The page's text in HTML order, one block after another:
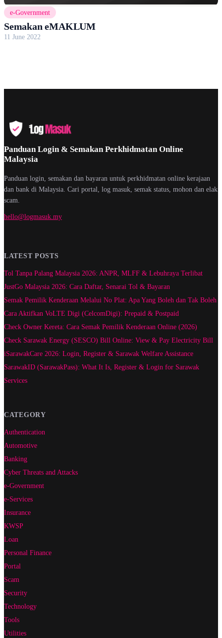
e-Government
Semakan eMAKLUM
11 June 2022
Panduan Login & Semakan Perkhidmatan Online
Malaysia
Panduan login, semakan dan bayaran untuk perkhidmatan online kerajaan
dan bank di Malaysia. Cari portal, log masuk, semak status, mohon dan elak
scam.
hello@logmasuk.my
LATEST POSTS
Tol Tanpa Palang Malaysia 2026: ANPR, MLFF & Lebuhraya Terlibat
JustGo Malaysia 2026: Cara Daftar, Senarai Tol & Bayaran
Semak Pemilik Kenderaan Melalui No Plat: Apa Yang Boleh dan Tak Boleh
Cara Aktifkan VoLTE Digi (CelcomDigi): Prepaid & Postpaid
Check Owner Kereta: Cara Semak Pemilik Kenderaan Online (2026)
Check Sarawak Energy (SESCO) Bill Online: View & Pay Electricity Bill
iSarawakCare 2026: Login, Register & Sarawak Welfare Assistance
SarawakID (SarawakPass): What It Is, Register & Login for Sarawak
Services
CATEGORY
Authentication
Automotive
Banking
Cyber Threats and Attacks
e-Government
e-Services
Insurance
KWSP
Loan
Personal Finance
Portal
Scam
Security
Technology
Tools
Utilities